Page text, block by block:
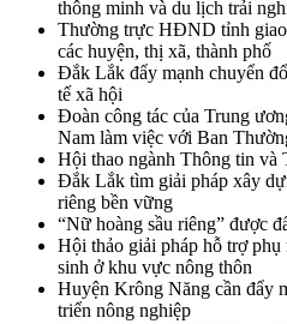
thông minh và du lịch trải
Thường trực HĐND tỉnh
các huyện, thị xã, thành phố
Đắk Lắk đẩy mạnh chuyển
tế xã hội
Đoàn công tác của Trung
Nam làm việc với Ban
Hội thao ngành Thông tin
Đắk Lắk tìm giải pháp xây
riêng bền vững
“Nữ hoàng sầu riêng” được
Hội thảo giải pháp hỗ trợ
sinh ở khu vực nông thôn
Huyện Krông Năng cần đẩy
triển nông nghiệp